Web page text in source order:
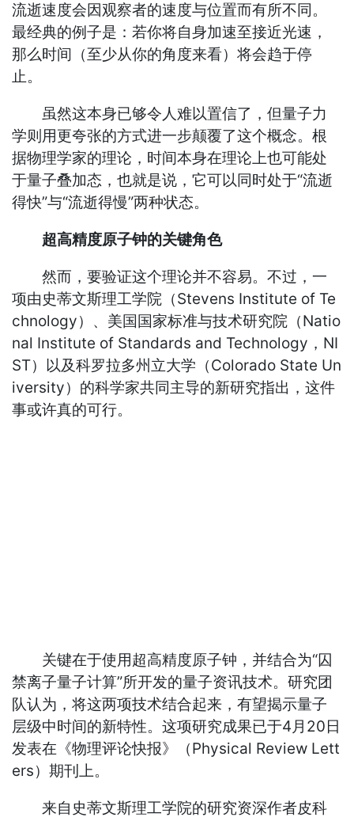
流逝速度会因观察者的速度与位置而有所不同。
最经典的例子是：若你将自身加速至接近光速，
那么时间（至少从你的角度来看）将会趋于停
止。
虽然这本身已够令人难以置信了，但量子力
学则用更夸张的方式进一步颠覆了这个概念。根
据物理学家的理论，时间本身在理论上也可能处
于量子叠加态，也就是说，它可以同时处于“流逝
得快”与“流逝得慢”两种状态。
超高精度原子钟的关键角色
然而，要验证这个理论并不容易。不过，一
项由史蒂文斯理工学院（Stevens Institute of Te
chnology）、美国国家标准与技术研究院（Natio
nal Institute of Standards and Technology，NI
ST）以及科罗拉多州立大学（Colorado State Un
iversity）的科学家共同主导的新研究指出，这件
事或许真的可行。
关键在于使用超高精度原子钟，并结合为“囚
禁离子量子计算”所开发的量子资讯技术。研究团
队认为，将这两项技术结合起来，有望揭示量子
层级中时间的新特性。这项研究成果已于4月20日
发表在《物理评论快报》（Physical Review Lett
ers）期刊上。
来自史蒂文斯理工学院的研究资深作者皮科